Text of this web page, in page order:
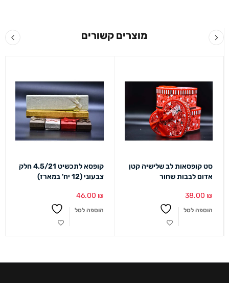
מוצרים קשורים
סט קופסאות לב שלישיה קטן
אדום לבבות שחור
38.00 ₪
הוספה לסל
קופסא לתכשיט 4.5/21 חלק
צבעוני (12 יח' במארז)
46.00 ₪
הוספה לסל